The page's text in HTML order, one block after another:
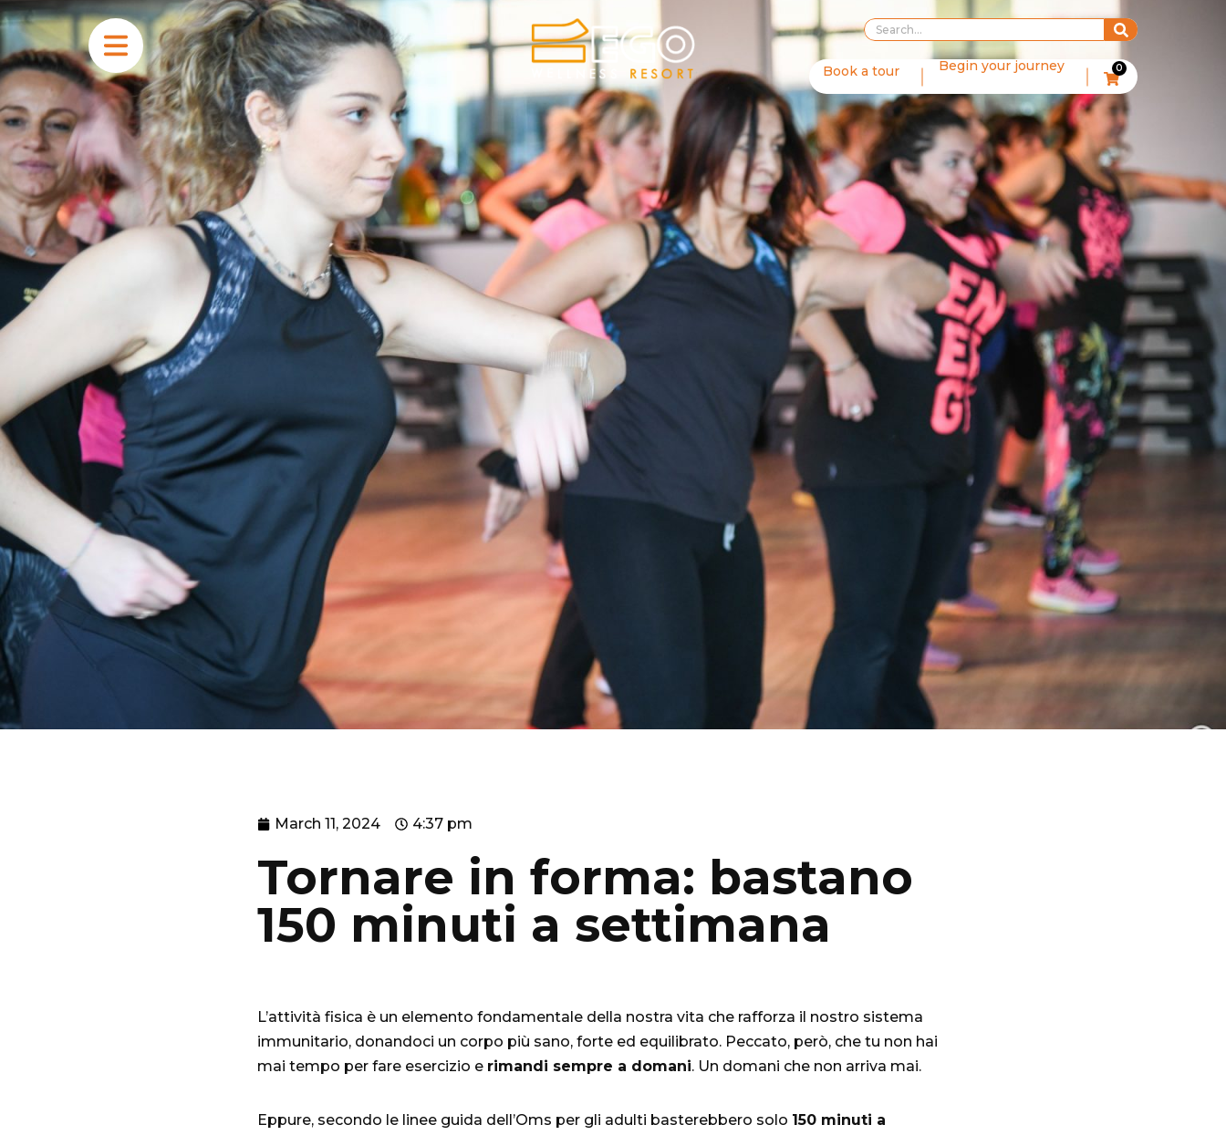
Book a tour Begin your journey 0
March 11, 2024 4:37 pm
Tornare in forma: bastano
150 minuti a settimana
L’attività fisica è un elemento fondamentale della nostra vita che rafforza il nostro sistema
immunitario, donandoci un corpo più sano, forte ed equilibrato. Peccato, però, che tu non hai
mai tempo per fare esercizio e rimandi sempre a domani. Un domani che non arriva mai.
Eppure, secondo le linee guida dell’Oms per gli adulti basterebbero solo 150 minuti a